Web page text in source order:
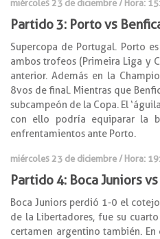
miércoles 23 de diciembre / Hora:
Partido 3: Porto vs
Supercopa de Portugal. Porto
ambos trofeos (Primeira Liga y
anterior. Además en la
8vos de final. Mientras que
subcampeón de la Copa. El
con ello podría equiparar la
enfrentamientos ante Porto.
miércoles 23 de diciembre / Hora:
Partido 4: Boca Juniors
Boca Juniors perdió 1-0 el
de la Libertadores, fue su
certamen argentino también.